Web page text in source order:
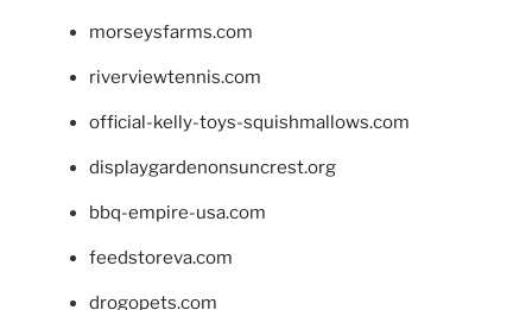
morseysfarms.com
riverviewtennis.com
official-kelly-toys-squishmallows.com
displaygardenonsuncrest.org
bbq-empire-usa.com
feedstoreva.com
drogopets.com